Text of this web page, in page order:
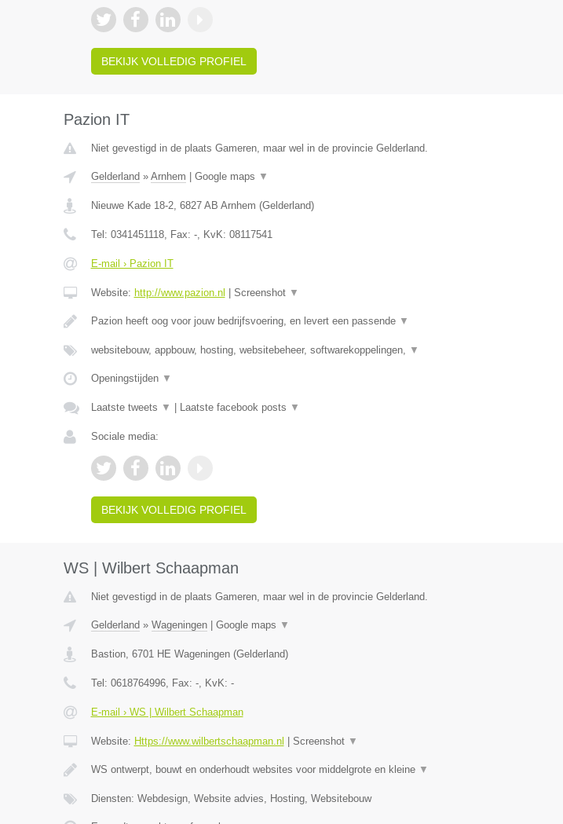
BEKIJK VOLLEDIG PROFIEL
Pazion IT
Niet gevestigd in de plaats Gameren, maar wel in de provincie Gelderland.
Gelderland » Arnhem Google maps ▼
Nieuwe Kade 18-2, 6827 AB Arnhem (Gelderland)
Tel: 0341451118, Fax: -, KvK: 08117541
E-mail › Pazion IT
Website: http://www.pazion.nl Screenshot ▼
Pazion heeft oog voor jouw bedrijfsvoering, en levert een passende ▼
websitebouw, appbouw, hosting, websitebeheer, softwarekoppelingen, ▼
Openingstijden ▼
Laatste tweets ▼ Laatste facebook posts ▼
Sociale media:
BEKIJK VOLLEDIG PROFIEL
WS | Wilbert Schaapman
Niet gevestigd in de plaats Gameren, maar wel in de provincie Gelderland.
Gelderland » Wageningen| Google maps ▼
Bastion, 6701 HE Wageningen(Gelderland)
Tel: 0618764996, Fax: -, KvK: -
E-mail › WS | Wilbert Schaapman
Website: Https://www.wilbertschaapman.nl Screenshot ▼
WS ontwerpt, bouwt en onderhoudt websites voor middelgrote en kleine ▼
Diensten: Webdesign, Website advies, Hosting, Websitebouw